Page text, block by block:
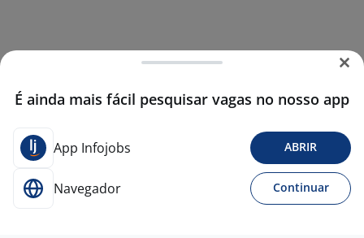
É ainda mais fácil pesquisar vagas no nosso app
App Infojobs ABRIR
Navegador Continuar